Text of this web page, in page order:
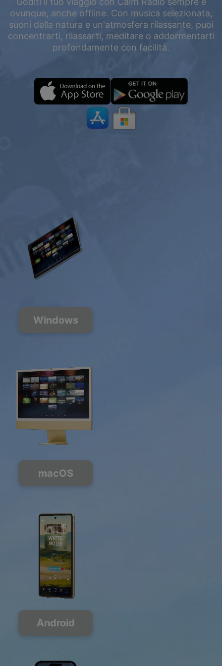
ovunque, anche offline. Con musica selezionata,
suoni della natura e un'atmosfera rilassante, puoi
concentrarti, rilassarti, meditare o addormentarti
profondamente con facilità.
Windows
macOS
Android